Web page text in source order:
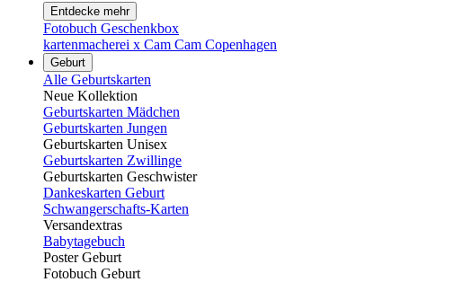
Entdecke mehr
Fotobuch Geschenkbox
kartenmacherei x Cam Cam Copenhagen
Geburt
Alle Geburtskarten
Neue Kollektion
Geburtskarten Mädchen
Geburtskarten Jungen
Geburtskarten Unisex
Geburtskarten Zwillinge
Geburtskarten Geschwister
Dankeskarten Geburt
Schwangerschafts-Karten
Versandextras
Babytagebuch
Poster Geburt
Fotobuch Geburt